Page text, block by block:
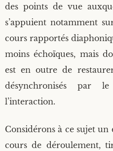
des points de vue
s’appuient notam­ment
cours rap­por­tés
moins échoïques, mais
est en outre de
désyn­chro­ni­sés par
l’interaction.
Consi­dé­rons à ce sujet
cours de dérou­le­ment,